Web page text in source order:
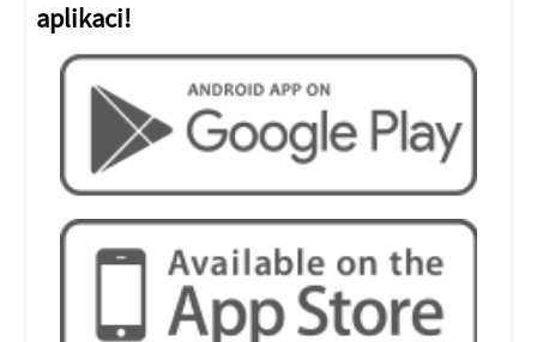
aplikaci!